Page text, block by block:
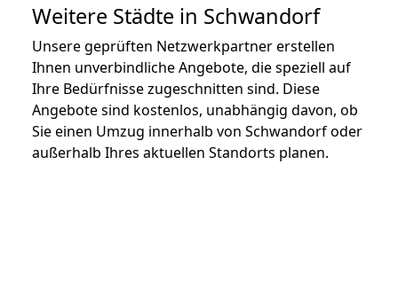
Weitere Städte in Schwandorf
Unsere geprüften Netzwerkpartner erstellen
Ihnen unverbindliche Angebote, die speziell auf
Ihre Bedürfnisse zugeschnitten sind. Diese
Angebote sind kostenlos, unabhängig davon, ob
Sie einen Umzug innerhalb von Schwandorf oder
außerhalb Ihres aktuellen Standorts planen.